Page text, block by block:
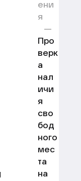
ени
я
Про
верк
а
нал
ичи
я
сво
бод
ного
мес
та
на